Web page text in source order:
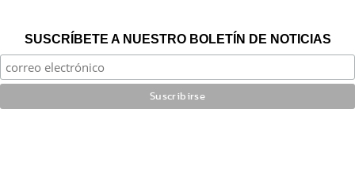
SUSCRÍBETE A NUESTRO BOLETÍN DE NOTICIAS